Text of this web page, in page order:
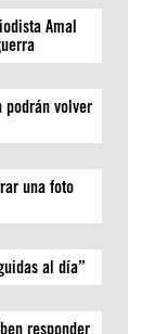
Amal
podrán volver
una foto
al día”
responder